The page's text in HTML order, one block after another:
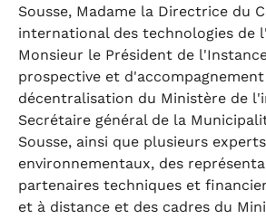
Sousse, Madame la Directrice du
international des technologies de
Monsieur le Président de
prospective et
décentralisation du Ministère de
Secrétaire général de la
Sousse, ainsi que plusieurs experts
environnementaux, des
partenaires techniques et
et à distance et des cadres du